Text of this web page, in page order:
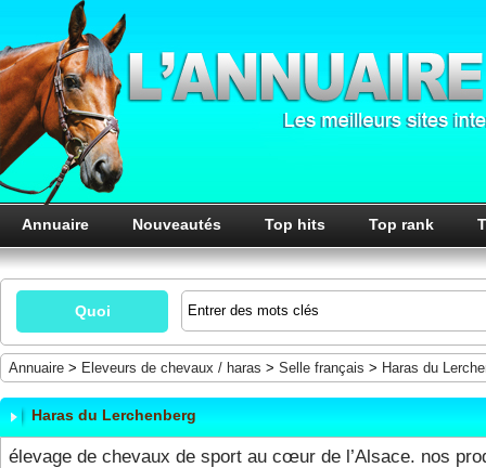
Annuaire Nouveautés Top hits Top rank
Quoi
Annuaire > Eleveurs de chevaux / haras > Selle français > Haras du
Haras du Lerchenberg
élevage de chevaux de sport au cœur de l’Alsace. nos